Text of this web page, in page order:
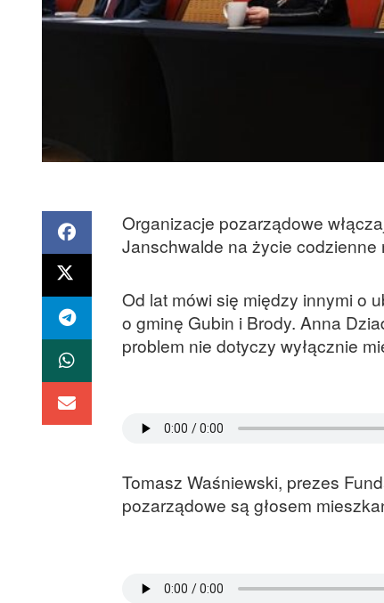
Organizacje pozarządowe
Janschwalde na życie
Od lat mówi się między innymi o
o gminę Gubin i Brody. Anna
problem nie dotyczy wyłącznie
Tomasz Waśniewski, prezes
pozarządowe są głosem